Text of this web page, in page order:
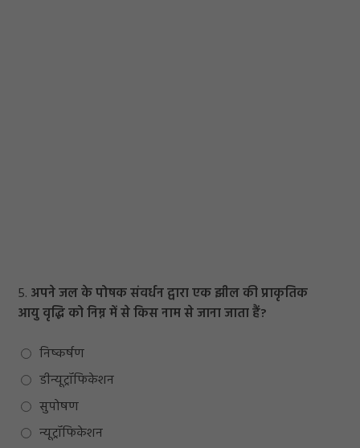
5. अपने जल के पोषक संवर्धन द्वारा एक झील की प्राकृतिक
आयु वृद्धि को निम्न में से किस नाम से जाना जाता हैं?
निष्कर्षण
डीन्यूट्रॉफिकेशन
सुपोषण
न्यूट्रॉफिकेशन